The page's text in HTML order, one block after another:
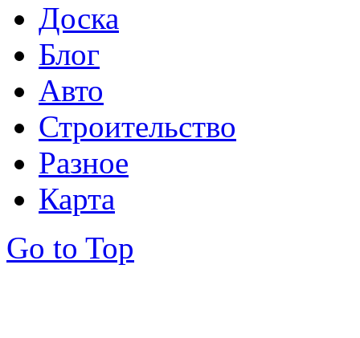
Доска
Блог
Авто
Строительство
Разное
Карта
Go to Top